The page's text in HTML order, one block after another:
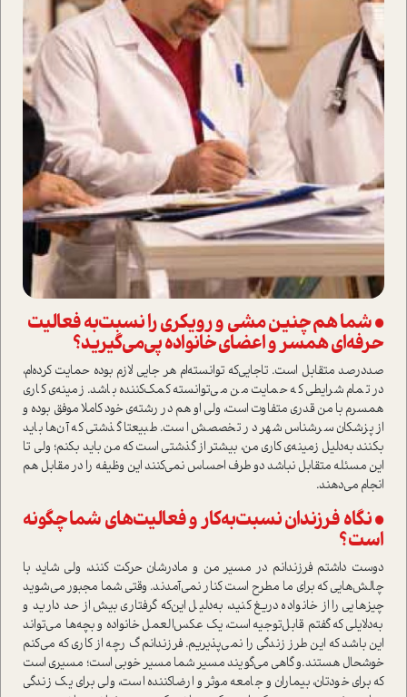
• شما هم چنین مشی و رویکری را نسبت‌به فعالیت
حرفه‌ای همسر و اعضای خانواده پی‌می‌گیرید؟
صد‌درصد متقابل ا‌ست. تا‌جایی‌که توانسته‌ام هر جایی لازم بوده حمایت کرده‌ام،
در تمام شرایطی که حمایت من می‌توانسته کمک‌کننده باشد. زمینه‌ی کاری
همسرم با من قدری متفاوت ا‌ست، ولی او هم در رشته‌ی خود کاملا موفق بوده و
از پزشکان سرشناس شهر در تخصصش ا‌ست. طبیعتا گذشتی که آن‌ها باید
بکنند به‌دلیل زمینه‌ی کاری من‌، بیشتر از گذشتی ا‌ست که من باید بکنم؛ ولی تا
این مسئله متقابل نباشد دو طرف احساس نمی‌کنند این وظیفه را در مقابل هم
انجام می‌دهند.
• نگاه فرزندان نسبت‌به‌کار و فعالیت‌های شما چگونه
ا‌ست؟
دوست داشتم فرزندانم در مسیر من و مادرشان حرکت کنند، ولی شاید با
چالش‌هایی که برای ما مطرح ا‌ست کنار نمی‌آمدند. وقتی شما مجبور می‌شوید
چیزهایی را از خانواده دریغ کنید، به‌دلیل این‌که گرفتاری بیش از حد دارید و
به‌دلایلی که گفتم قابل‌توجیه ا‌ست، یک عکس‌العمل خانواده و بچه‌ها می‌تواند
این باشد که این طرز زندگی را نمی‌پذیریم. فرزندانم گ رچه از کاری که می‌کنم
خوشحال هستند‌.و گاهی می‌گویند مسیر شما مسیر خوبی ا‌ست؛ مسیری ا‌ست
که برای خودتان، بیماران و جامعه موثر و ارضا‌کننده ا‌ست، ولی برای یک زندگی